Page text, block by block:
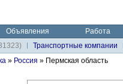
Объявления
Работа
Транспортные компании
» Россия » Пермская область